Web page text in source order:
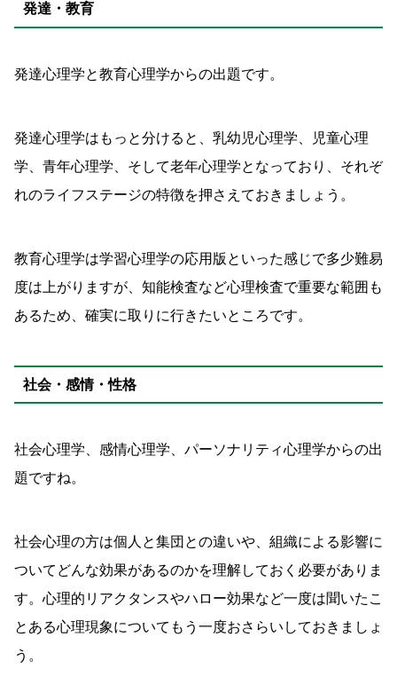
発達・教育
発達心理学と教育心理学からの出題です。
発達心理学はもっと分けると、乳幼児心理学、児童心理
学、青年心理学、そして老年心理学となっており、それぞ
れのライフステージの特徴を押さえておきましょう。
教育心理学は学習心理学の応用版といった感じで多少難易
度は上がりますが、知能検査など心理検査で重要な範囲も
あるため、確実に取りに行きたいところです。
社会・感情・性格
社会心理学、感情心理学、パーソナリティ心理学からの出
題ですね。
社会心理の方は個人と集団との違いや、組織による影響に
ついてどんな効果があるのかを理解しておく必要がありま
す。心理的リアクタンスやハロー効果など一度は聞いたこ
とある心理現象についてもう一度おさらいしておきましょ
う。